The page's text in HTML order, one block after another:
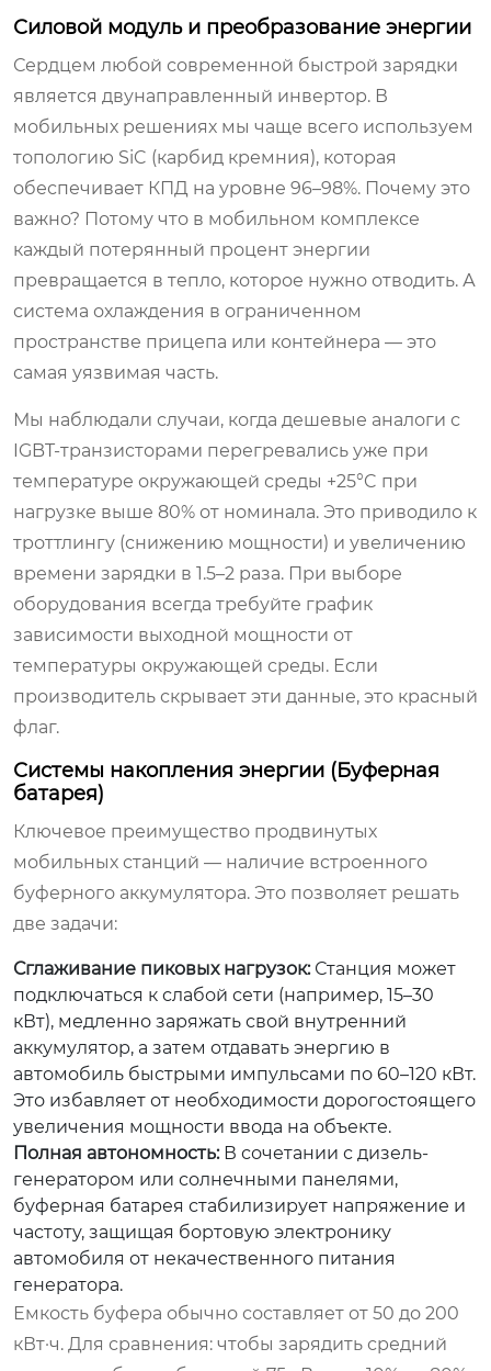
Силовой модуль и преобразование энергии
Сердцем любой современной быстрой зарядки
является двунаправленный инвертор. В
мобильных решениях мы чаще всего используем
топологию SiC (карбид кремния), которая
обеспечивает КПД на уровне 96–98%. Почему это
важно? Потому что в мобильном комплексе
каждый потерянный процент энергии
превращается в тепло, которое нужно отводить. А
система охлаждения в ограниченном
пространстве прицепа или контейнера — это
самая уязвимая часть.
Мы наблюдали случаи, когда дешевые аналоги с
IGBT-транзисторами перегревались уже при
температуре окружающей среды +25°C при
нагрузке выше 80% от номинала. Это приводило к
троттлингу (снижению мощности) и увеличению
времени зарядки в 1.5–2 раза. При выборе
оборудования всегда требуйте график
зависимости выходной мощности от
температуры окружающей среды. Если
производитель скрывает эти данные, это красный
флаг.
Системы накопления энергии (Буферная
батарея)
Ключевое преимущество продвинутых
мобильных станций — наличие встроенного
буферного аккумулятора. Это позволяет решать
две задачи:
Сглаживание пиковых нагрузок:Станция может
подключаться к слабой сети (например, 15–30
кВт), медленно заряжать свой внутренний
аккумулятор, а затем отдавать энергию в
автомобиль быстрыми импульсами по 60–120 кВт.
Это избавляет от необходимости дорогостоящего
увеличения мощности ввода на объекте.
Полная автономность:В сочетании с дизель-
генератором или солнечными панелями,
буферная батарея стабилизирует напряжение и
частоту, защищая бортовую электронику
автомобиля от некачественного питания
генератора.
Емкость буфера обычно составляет от 50 до 200
кВт·ч. Для сравнения: чтобы зарядить средний